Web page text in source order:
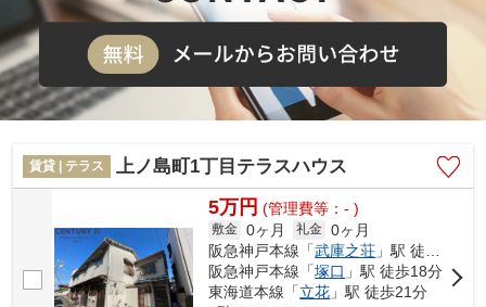
賃貸 | テラス 上ノ島町1丁目テラスハウス
5万円 (管理費等：- )
敷金 0ヶ月 礼金 0ヶ月
阪急神戸本線「武庫之荘 」駅 徒歩15分
阪急神戸本線「塚口 」駅 徒歩18分
東海道本線「立花 」駅 徒歩21分